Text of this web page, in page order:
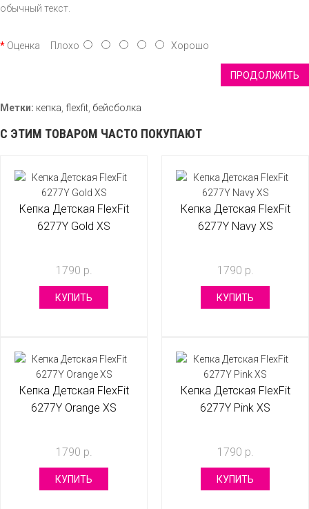
обычный текст.
Оценка Плохо Хорошо
ПРОДОЛЖИТЬ
Метки: кепка flexfit бейсболка
С ЭТИМ ТОВАРОМ ЧАСТО ПОКУПАЮТ
Кепка Детская FlexFit
6277Y Gold XS
1790 р.
КУПИТЬ
Кепка Детская FlexFit
6277Y Navy XS
1790 р.
КУПИТЬ
Кепка Детская FlexFit
6277Y Orange XS
1790 р.
КУПИТЬ
Кепка Детская FlexFit
6277Y Pink XS
1790 р.
КУПИТЬ